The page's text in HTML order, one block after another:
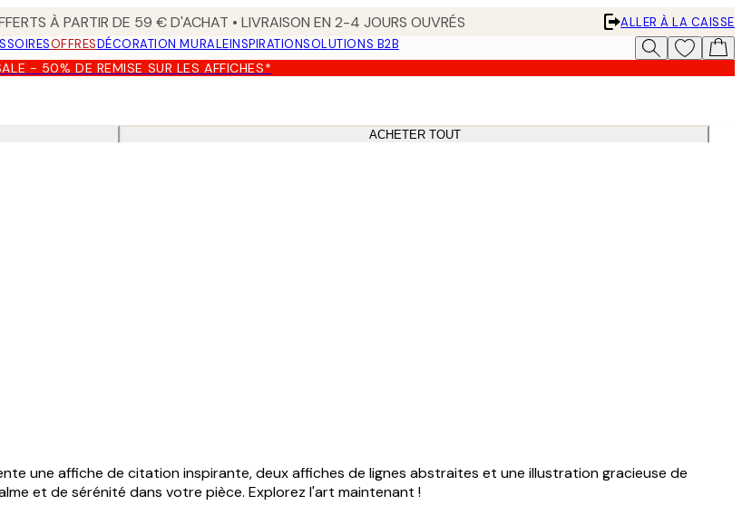
À PARTIR DE 59 € D'ACHAT • LIVRAISON EN 2-4 JOURS OUVRÉS
ALLER À LA CAISSE
OFFRESDÉCORATION MURALEINSPIRATIONSOLUTIONS B2B
- 50% DE REMISE SUR LES AFFICHES*
ACHETER TOUT
une affiche de citation inspirante, deux affiches de lignes abstraites et une illustration gracieuse de
et de sérénité dans votre pièce. Explorez l'art maintenant !